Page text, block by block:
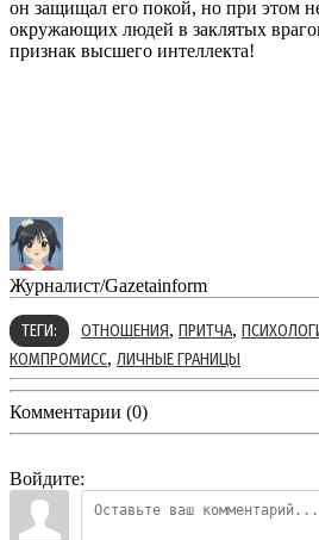
он защищал его покой, но при этом
окружающих людей в заклятых
признак высшего интеллекта!
Журналист/Gazetainform
ТЕГИ: ОТНОШЕНИЯ, ПРИТЧА,
КОМПРОМИСС, ЛИЧНЫЕ ГРАНИЦЫ
Комментарии (0)
Войдите: